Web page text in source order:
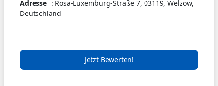
fachmännische und ausführliche Beratung.
Klimatechnik. Darüber hinaus ist Jürgen
Gebauer rund um 03119 Welzow der führende
Adresse : Rosa-Luxemburg-Straße 7, 03119, Welzow,
Deutschland
Jetzt Bewerten!